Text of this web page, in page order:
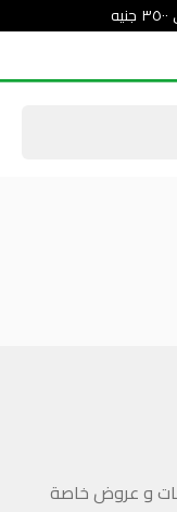
و عروض خاصة